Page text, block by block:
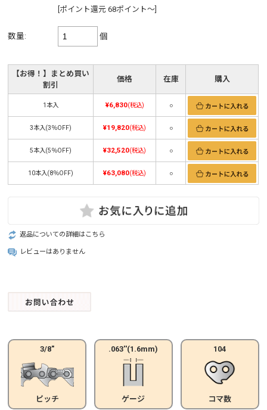
[ポイント還元 68ポイント～]
数量: 個
【お得！】まとめ買い
割引
価格 在庫 購入
1本入 ¥6,830(税込) ○
3本入(3％OFF) ¥19,820(税込) ○
5本入(5％OFF) ¥32,520(税込) ○
10本入(8％OFF) ¥63,080(税込) ○
返品についての詳細はこちら
レビューはありません
3/8"
ピッチ
.063''(1.6mm)
ゲージ
104
コマ数